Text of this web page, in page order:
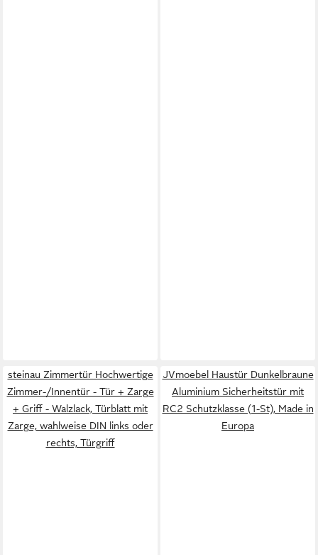
steinau Zimmertür Hochwertige
Zimmer-/Innentür - Tür + Zarge
+ Griff - Walzlack, Türblatt mit
Zarge, wahlweise DIN links oder
rechts, Türgriff
JVmoebel Haustür Dunkelbraune
Aluminium Sicherheitstür mit
RC2 Schutzklasse (1-St), Made in
Europa